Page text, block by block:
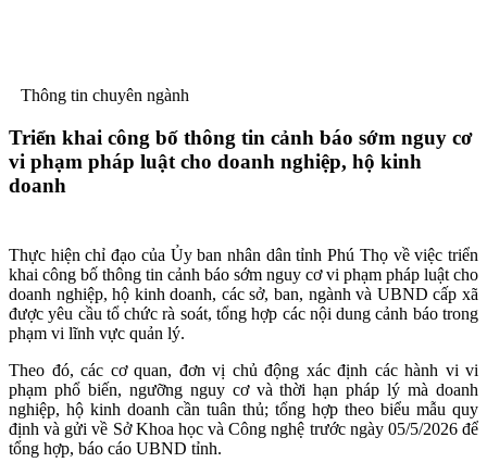
Thông tin chuyên ngành
Triển khai công bố thông tin cảnh báo sớm nguy cơ
vi phạm pháp luật cho doanh nghiệp, hộ kinh
doanh
Thực hiện chỉ đạo của Ủy ban nhân dân tỉnh Phú Thọ về việc triển
khai công bố thông tin cảnh báo sớm nguy cơ vi phạm pháp luật cho
doanh nghiệp, hộ kinh doanh, các sở, ban, ngành và UBND cấp xã
được yêu cầu tổ chức rà soát, tổng hợp các nội dung cảnh báo trong
phạm vi lĩnh vực quản lý.
Theo đó, các cơ quan, đơn vị chủ động xác định các hành vi vi
phạm phổ biến, ngưỡng nguy cơ và thời hạn pháp lý mà doanh
nghiệp, hộ kinh doanh cần tuân thủ; tổng hợp theo biểu mẫu quy
định và gửi về Sở Khoa học và Công nghệ trước ngày 05/5/2026 để
tổng hợp, báo cáo UBND tỉnh.